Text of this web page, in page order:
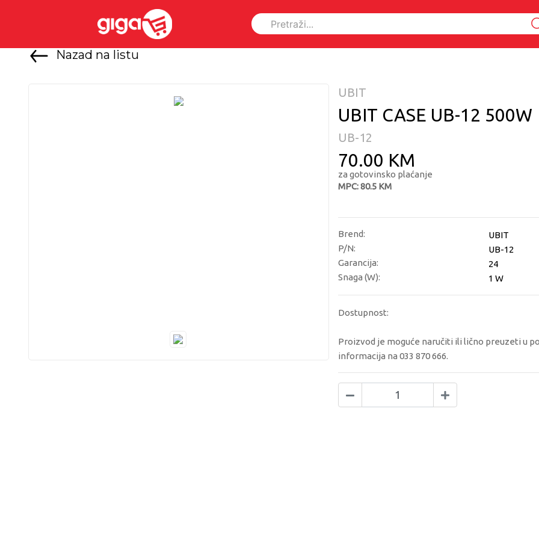
Nazad na listu
UBIT
UBIT CASE UB-12 500W
UB-12
70.00 KM
za gotovinsko plaćanje
MPC: 80.5 KM
Brend:
UBIT
P/N:
UB-12
Garancija:
24
Snaga (W):
1 W
Dostupnost:
Proizvod je moguće naručiti ili lično preuzeti u
informacija na 033 870 666.